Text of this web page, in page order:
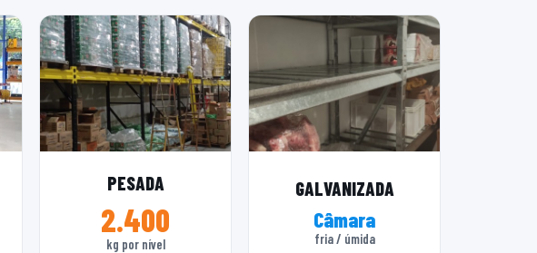
PESADA
2.400
kg por nível
GALVANIZADA
Câmara
fria / úmida